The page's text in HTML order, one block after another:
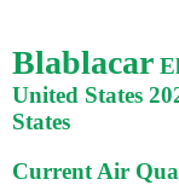
Blablacar
United States
States
Current Air